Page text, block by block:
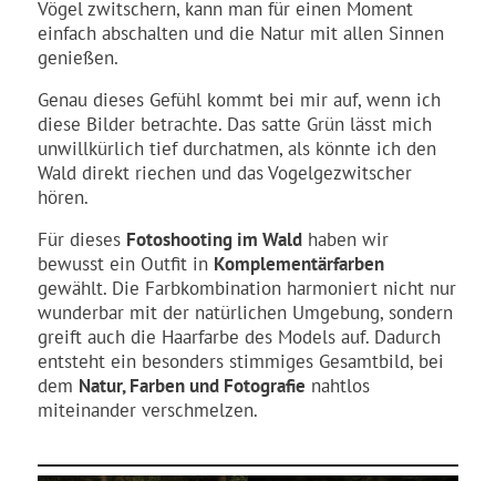
Vögel zwitschern, kann man für einen Moment
einfach abschalten und die Natur mit allen Sinnen
genießen.
Genau dieses Gefühl kommt bei mir auf, wenn ich
diese Bilder betrachte. Das satte Grün lässt mich
unwillkürlich tief durchatmen, als könnte ich den
Wald direkt riechen und das Vogelgezwitscher
hören.
Für dieses Fotoshooting im Wald haben wir
bewusst ein Outfit in Komplementärfarben
gewählt. Die Farbkombination harmoniert nicht nur
wunderbar mit der natürlichen Umgebung, sondern
greift auch die Haarfarbe des Models auf. Dadurch
entsteht ein besonders stimmiges Gesamtbild, bei
dem Natur, Farben und Fotografie nahtlos
miteinander verschmelzen.